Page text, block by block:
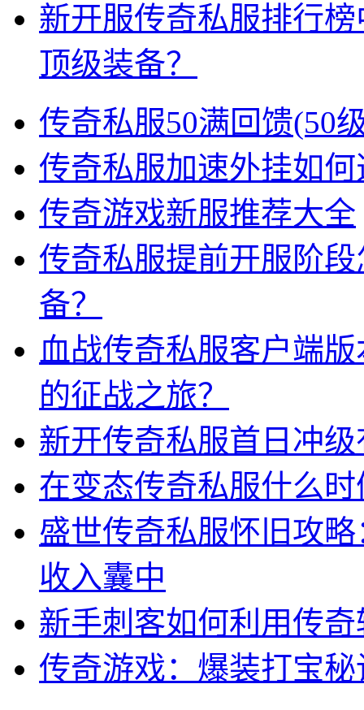
新开服传奇私服排行
顶级装备？
传奇私服50满回馈(50
传奇私服加速外挂如
传奇游戏新服推荐大全
传奇私服提前开服阶
备？
血战传奇私服客户端
的征战之旅？
新开传奇私服首日冲
在变态传奇私服什么
盛世传奇私服怀旧攻
收入囊中
新手刺客如何利用传
传奇游戏：爆装打宝